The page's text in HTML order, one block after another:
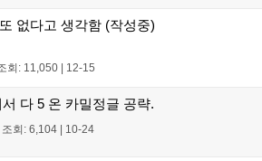
없다고 생각함 (작성중)
회: 11,050 12-15
다 5 온 카밀정글 공략.
조회: 6,104 10-24